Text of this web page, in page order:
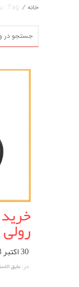
خانه / Tag: عایق الاستومری رولی
رولی
30 اکتبر 2023
در:عایق